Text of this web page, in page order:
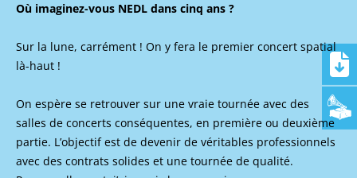
Où imaginez-vous NEDL dans cinq ans ?
Sur la lune, carrément ! On y fera le premier concert spatial
là-haut !
On espère se retrouver sur une vraie tournée avec des
salles de concerts conséquentes, en première ou deuxième
partie. L’objectif est de devenir de véritables professionnels
avec des contrats solides et une tournée de qualité.